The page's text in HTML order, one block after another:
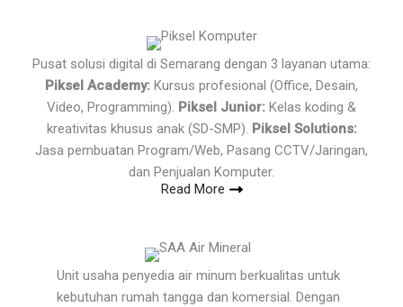
Pusat solusi digital di Semarang dengan 3 layanan utama:
Piksel Academy: Kursus profesional (Office, Desain,
Video, Programming). Piksel Junior: Kelas koding &
kreativitas khusus anak (SD-SMP). Piksel Solutions:
Jasa pembuatan Program/Web, Pasang CCTV/Jaringan,
dan Penjualan Komputer.
Read More
Unit usaha penyedia air minum berkualitas untuk
kebutuhan rumah tangga dan komersial. Dengan